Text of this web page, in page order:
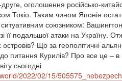
оголошення російсько-
Токіо. Таким чином Японія
союзником: Вашингтон
її подальшої атаки на Україну.
островів? Що за геополітичні
питання Курилів? Про все це –
сьогодні
2022/02/15/